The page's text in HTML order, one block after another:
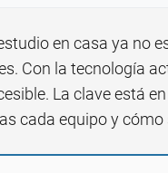
en casa ya no
Con la tecnología
La clave está
cada equipo y cómo